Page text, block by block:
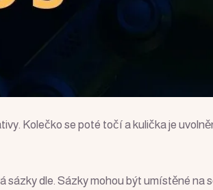
Kolečko se poté točí a kulička je
dle. Sázky mohou být umístěné na